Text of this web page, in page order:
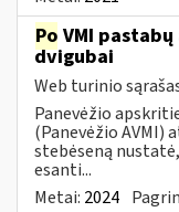
Po VMI
dvigubai
Web turinio
Panevėžio
(Panevėžio AVMI)
stebėseną
esanti...
Metai: 2024